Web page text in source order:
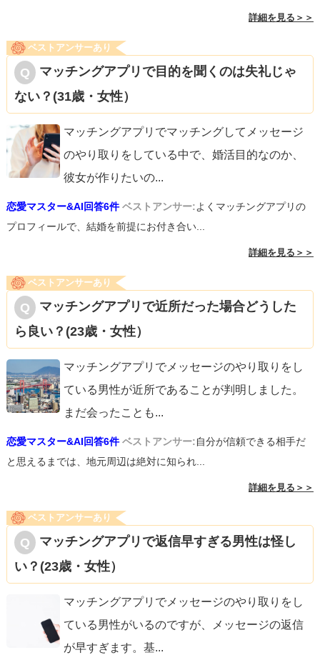
詳細を見る＞＞
ベストアンサーあり
マッチングアプリで目的を聞くのは失礼じゃ
ない？(31歳・女性）
マッチングアプリでマッチングしてメッセージ
のやり取りをしている中で、婚活目的なのか、
彼女が作りたいの...
恋愛マスター&AI回答6件 ベストアンサー:よくマッチングアプリの
プロフィールで、結婚を前提にお付き合い...
詳細を見る＞＞
ベストアンサーあり
マッチングアプリで近所だった場合どうした
ら良い？(23歳・女性）
マッチングアプリでメッセージのやり取りをし
ている男性が近所であることが判明しました。
まだ会ったことも...
恋愛マスター&AI回答6件 ベストアンサー:自分が信頼できる相手だ
と思えるまでは、地元周辺は絶対に知られ...
詳細を見る＞＞
ベストアンサーあり
マッチングアプリで返信早すぎる男性は怪し
い？(23歳・女性）
マッチングアプリでメッセージのやり取りをし
ている男性がいるのですが、メッセージの返信
が早すぎます。基...